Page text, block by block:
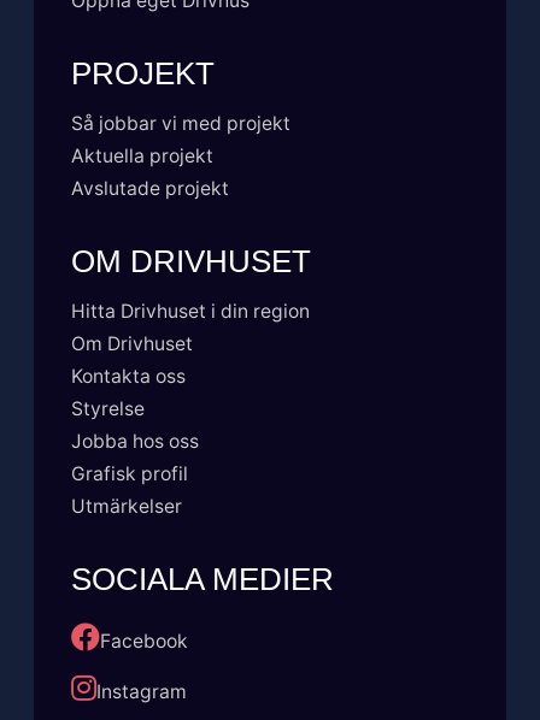
PROJEKT
Så jobbar vi med projekt
Aktuella projekt
Avslutade projekt
OM DRIVHUSET
Hitta Drivhuset i din region
Om Drivhuset
Kontakta oss
Styrelse
Jobba hos oss
Grafisk profil
Utmärkelser
SOCIALA MEDIER
Facebook
Instagram